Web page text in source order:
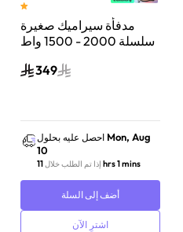
مدفأة سيراميك صغيرة
سلسلة 2000 - 1500 واط
للتسخين و3 إعدادات
للغرفة حتى 15 متر مربع،
لون رمادي داكن-
CX2120/01
349
احصل عليه بحلول Mon, Aug
10
إذا تم الطلب خلال 11 hrs 1 mins
أضف إلى السلة
اشترِ الآن